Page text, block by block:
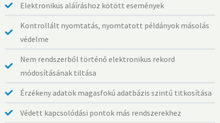
Elektronikus aláíráshoz kötött események
Kontrollált nyomtatás, nyomtatott példányok másolás
védelme
Nem rendszerből történő elektronikus rekord
módosításának tiltása
Érzékeny adatok magasfokú adatbázis szintű titkosítása
Védett kapcsolódási pontok más rendszerekhez